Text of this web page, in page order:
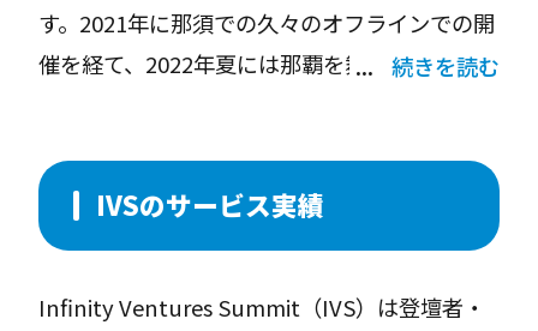
す。2021年に那須での久々のオフラインでの開
催を経て、2022年夏には那覇を舞台にあらたな
ップエコシステムとしての進化を実現すべく準
備を進めております。
続きを読む
IVSのサービス実績
Infinity Ventures Summit（IVS）は登壇者・